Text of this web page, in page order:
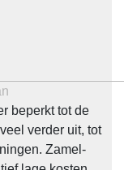
beperkt tot de
verder uit, tot
Zamel-